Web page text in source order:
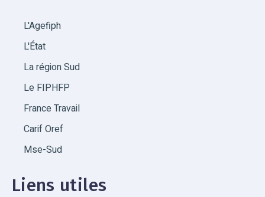
L'Agefiph
L'État
La région Sud
Le FIPHFP
France Travail
Carif Oref
Mse-Sud
Liens utiles